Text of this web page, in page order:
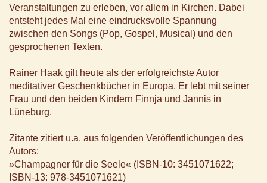
Veranstaltungen zu erleben, vor allem in Kirchen. Dabei
entsteht jedes Mal eine eindrucksvolle Spannung
zwischen den Songs (Pop, Gospel, Musical) und den
gesprochenen Texten.
Rainer Haak gilt heute als der erfolgreichste Autor
meditativer Geschenkbücher in Europa. Er lebt mit seiner
Frau und den beiden Kindern Finnja und Jannis in
Lüneburg.
Zitante zitiert u.a. aus folgenden Veröffentlichungen des
Autors:
»Champagner für die Seele« (ISBN-10: 3451071622;
ISBN-13: 978-3451071621)